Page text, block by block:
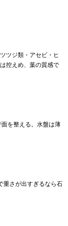
ツジ類・アセビ・ヒ
控えめ、葉の質感で
を整える。水盤は薄
重さが出すぎるなら石